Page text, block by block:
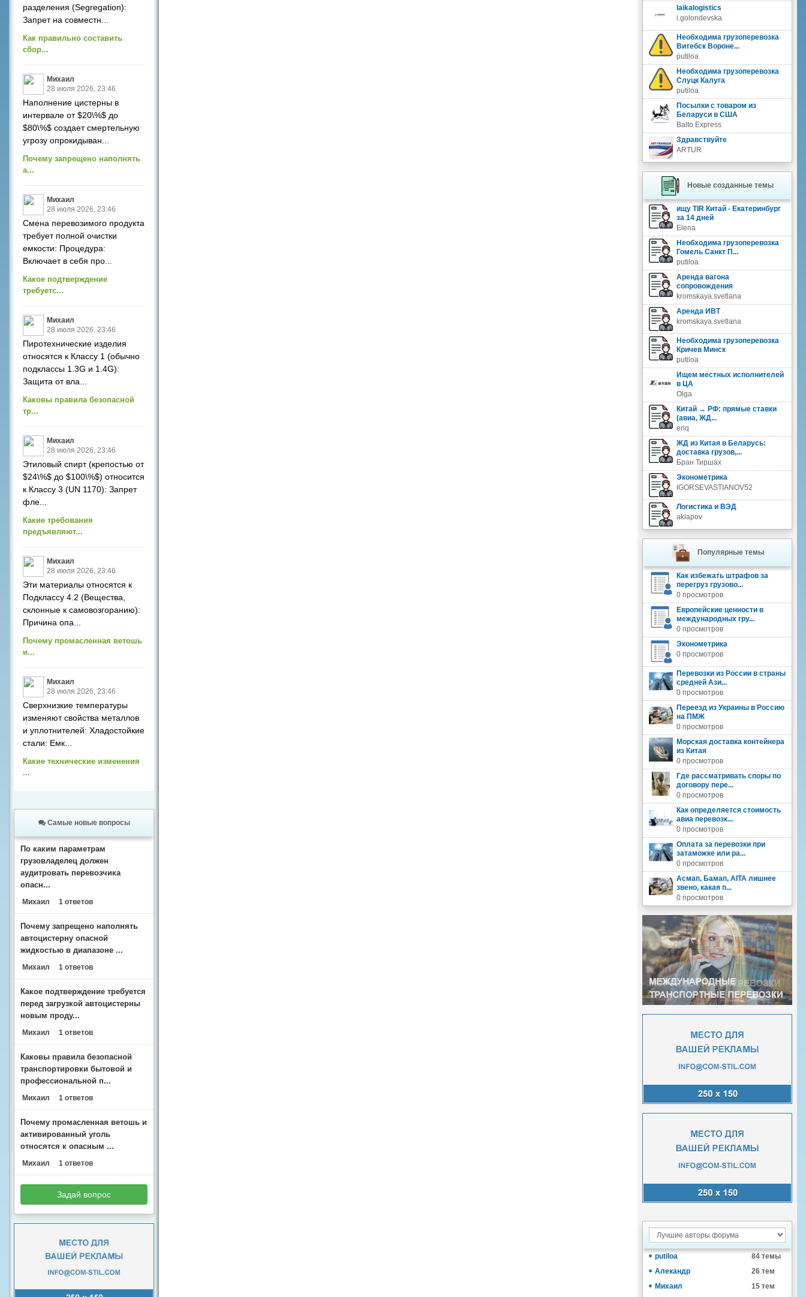
разделения (Segregation):
Запрет на совместн...
Как правильно составить
сбор...
Михаил
28 июля 2026, 23:46
Наполнение цистерны в
интервале от $20\%$ до
$80\%$ создает смертельную
угрозу опрокидыван...
Почему запрещено наполнять
а...
Михаил
28 июля 2026, 23:46
Смена перевозимого продукта
требует полной очистки
емкости: Процедура:
Включает в себя про...
Какое подтверждение
требуетс...
Михаил
28 июля 2026, 23:46
Пиротехнические изделия
относятся к Классу 1 (обычно
подклассы 1.3G и 1.4G):
Защита от вла...
Каковы правила безопасной
тр...
Михаил
28 июля 2026, 23:46
Этиловый спирт (крепостью от
$24\%$ до $100\%$) относится
к Классу 3 (UN 1170): Запрет
фле...
Какие требования
предъявляют...
Михаил
28 июля 2026, 23:46
Эти материалы относятся к
Подклассу 4.2 (Вещества,
склонные к самовозгоранию):
Причина опа...
Почему промасленная ветошь
и...
Михаил
28 июля 2026, 23:46
Сверхнизкие температуры
изменяют свойства металлов
и уплотнителей: Хладостойкие
стали: Емк...
Какие технические изменения
...
Самые новые вопросы
По каким параметрам
грузовладелец должен
аудитровать перевозчика
опасн...
Михаил 1 ответов
Почему запрещено наполнять
автоцистерну опасной
жидкостью в диапазоне ...
Михаил 1 ответов
Какое подтверждение требуется
перед загрузкой автоцистерны
новым проду...
Михаил 1 ответов
Каковы правила безопасной
транспортировки бытовой и
профессиональной п...
Михаил 1 ответов
Почему промасленная ветошь и
активированный уголь
относятся к опасным ...
Михаил 1 ответов
Задай вопрос
laikalogistics
i.golondevska
Необходима грузоперевозка
Витебск Вороне...
putiloa
Необходима грузоперевозка
Слуцк Калуга
putiloa
Посылки с товаром из
Беларуси в США
Balto Express
Здравствуйте
ARTUR
Новые созданные темы
ищу TIR Китай - Екатеринбург
за 14 дней
Elena
Необходима грузоперевозка
Гомель Санкт П...
putiloa
Аренда вагона
сопровождения
kromskaya.svetlana
Аренда ИВТ
kromskaya.svetlana
Необходима грузоперевозка
Кричев Минск
putiloa
Ищем местных исполнителей
в ЦА
Olga
Китай → РФ: прямые ставки
(авиа, ЖД...
eriq
ЖД из Китая в Беларусь:
доставка грузов,...
Бран Тиршах
Эконометрика
IGORSEVASTIANOV52
Логистика и ВЭД
aklapov
Популярные темы
Как избежать штрафов за
перегруз грузово...
0 просмотров
Европейские ценности в
международных гру...
0 просмотров
Эконометрика
0 просмотров
Перевозки из России в страны
средней Ази...
0 просмотров
Переезд из Украины в Россию
на ПМЖ
0 просмотров
Морская доставка контейнера
из Китая
0 просмотров
Где рассматривать споры по
договору пере...
0 просмотров
Как определяется стоимость
авиа перевозк...
0 просмотров
Оплата за перевозки при
затаможке или ра...
0 просмотров
Асмап, Бамап, AITA лишнее
звено, какая п...
0 просмотров
putiloa
84 темы
Алекандр
26 тем
Михаил
15 тем